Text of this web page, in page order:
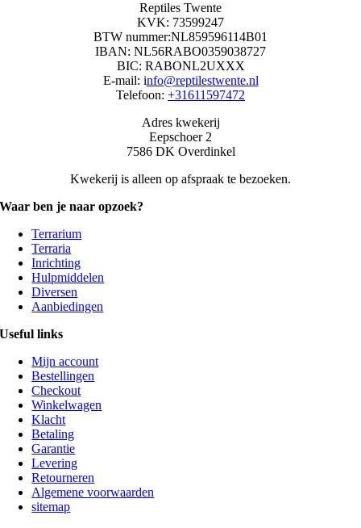
Reptiles Twente
KVK: 73599247
BTW nummer:NL859596114B01
IBAN: NL56RABO0359038727
BIC: RABONL2UXXX
E-mail: info@reptilestwente.nl
Telefoon: +31611597472
Adres kwekerij
Eepschoer 2
7586 DK Overdinkel
Kwekerij is alleen op afspraak te bezoeken.
Waar ben je naar opzoek?
Terrarium
Terraria
Inrichting
Hulpmiddelen
Diversen
Aanbiedingen
Useful links
Mijn account
Bestellingen
Checkout
Winkelwagen
Klacht
Betaling
Garantie
Levering
Retourneren
Algemene voorwaarden
sitemap